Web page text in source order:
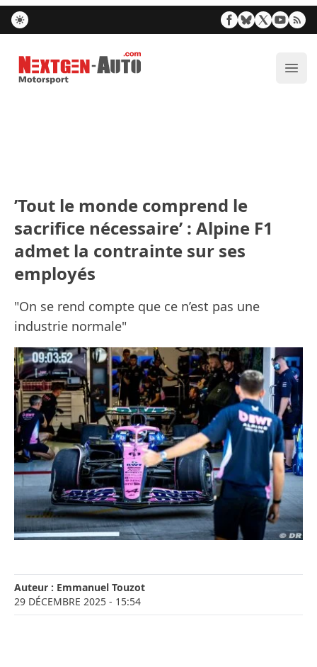
Nextgen-Auto.com
’Tout le monde comprend le
sacrifice nécessaire’ : Alpine F1
admet la contrainte sur ses
employés
"On se rend compte que ce n’est pas une
industrie normale"
Auteur : Emmanuel Touzot
29 DÉCEMBRE 2025 - 15:54